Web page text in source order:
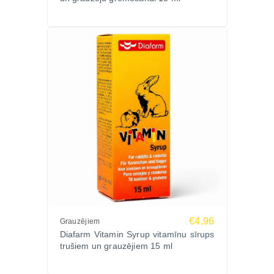
mg, B2 vitamīns 120 mg, B6 vitamīns 10 mg, B12
vitamīns 0,5 mg, niacīnamīds 600 mg, holīna hlorīds
1500 mg, folijskābe 10 mg, kalcija-D-pantotenāts
300 mg, cinka oksīds 620 mg, mangāna oksīds 1050
mg, vara oksīds 25 mg, dzelzs fumarāts 910 mg,
kalcija jodāts 5 mg, L-lizīns 20 000 mg, DL-
metionīns 10 000 mg.
Tehnoloģiskās piedevas: pretsalipes vielas,
antioksidanti, konservanti.
Lietošana un devas
Mērkarote iekļauta iepakojumā (1 ml = 0,5 g).
Deva: 2–4 mērkarotes uz 200 g barības.
Iemaisīt tieši barībā.
Grauzējiem €4.96
Diafarm Vitamin Syrup vitamīnu sīrups
trušiem un grauzējiem 15 ml